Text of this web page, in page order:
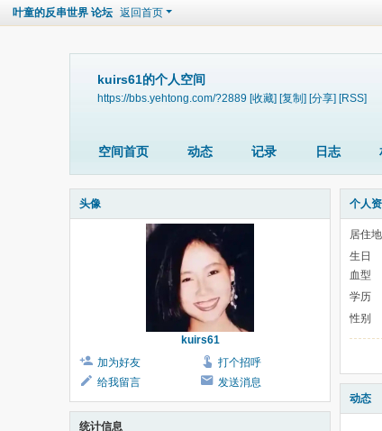
叶童的反串世界 论坛 返回首页
kuirs61的个人空间
https://bbs.yehtong.com/?2889 [收藏] [复制] [分享] [RSS]
空间首页 动态 记录 日志
头像
kuirs61
加为好友
打个招呼
给我留言
发送消息
统计信息
个人
居住地
生日
血型
学历
性别
动态